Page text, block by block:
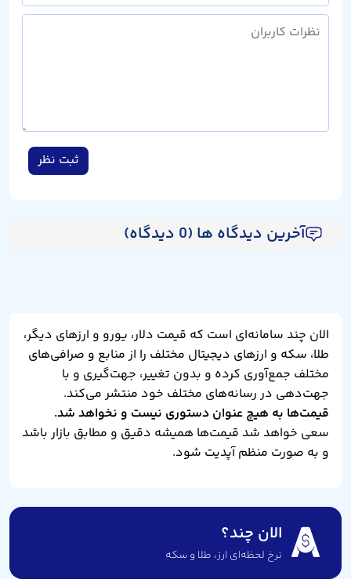
ثبت نظر
آخرین دیدگاه ها (0 دیدگاه)
الان چند سامانه‌ای است که قیمت دلار، یورو و ارزهای دیگر،
طلا، سکه و ارزهای دیجیتال مختلف را از منابع و صرافی‌های
مختلف جمع‌آوری کرده و بدون تغییر، جهت‌گیری و با
جهت‌دهی در رسانه‌های مختلف خود منتشر می‌کند.
قیمت‌ها به هیچ عنوان دستوری نیست و نخواهد شد.
سعی خواهد شد قیمت‌ها همیشه دقیق و مطابق بازار باشد
و به صورت منظم آپدیت شود.
الان چند؟
نرخ لحظه‌ای ارز،‌ طلا و سکه